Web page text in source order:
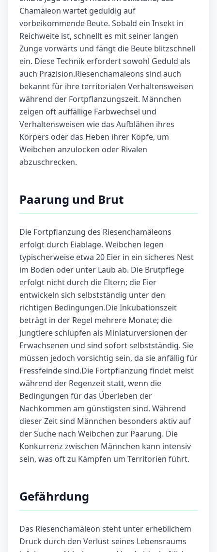
Chamäleon wartet geduldig auf
vorbeikommende Beute. Sobald ein Insekt in
Reichweite ist, schnellt es mit seiner langen
Zunge vorwärts und fängt die Beute blitzschnell
ein. Diese Technik erfordert sowohl Geduld als
auch Präzision.Riesenchamäleons sind auch
bekannt für ihre territorialen Verhaltensweisen
während der Fortpflanzungszeit. Männchen
zeigen oft auffällige Farbwechsel und
Verhaltensweisen wie das Aufblähen ihres
Körpers oder das Heben ihrer Köpfe, um
Weibchen anzulocken oder Rivalen
abzuschrecken.
Paarung und Brut
Die Fortpflanzung des Riesenchamäleons
erfolgt durch Eiablage. Weibchen legen
typischerweise etwa 20 Eier in ein sicheres Nest
im Boden oder unter Laub ab. Die Brutpflege
erfolgt nicht durch die Eltern; die Eier
entwickeln sich selbstständig unter den
richtigen Bedingungen.Die Inkubationszeit
beträgt in der Regel mehrere Monate; die
Jungtiere schlüpfen als Miniaturversionen der
Erwachsenen und sind sofort selbstständig. Sie
müssen jedoch vorsichtig sein, da sie anfällig für
Fressfeinde sind.Die Fortpflanzung findet meist
während der Regenzeit statt, wenn die
Bedingungen für das Überleben der
Nachkommen am günstigsten sind. Während
dieser Zeit sind Männchen besonders aktiv auf
der Suche nach Weibchen zur Paarung. Die
Konkurrenz zwischen Männchen kann intensiv
sein, was oft zu Kämpfen um Territorien führt.
Gefährdung
Das Riesenchamäleon steht unter erheblichem
Druck durch den Verlust seines Lebensraums